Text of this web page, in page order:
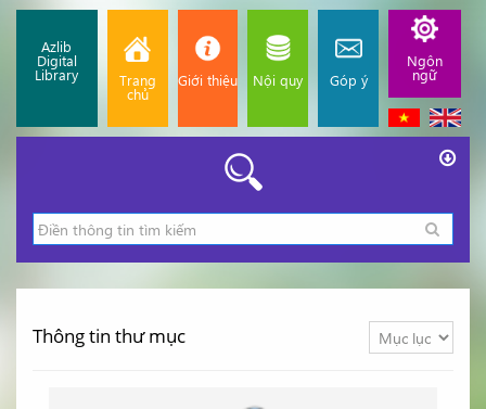
Azlib
Digital
Library Trang
chủ
Giới thiệu Nội quy Góp ý
Ngôn
ngữ
Thông tin thư mục